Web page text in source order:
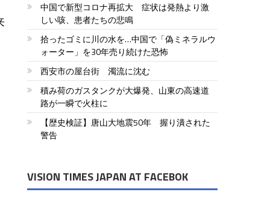
中国で新型コロナ再拡大 症状は発熱より激
しい咳、患者たちの悲鳴
拾ったゴミに川の水を…中国で「偽ミネラルウ
ォーター」を30年売り続けた恐怖
西安市の屋台街 濁流に沈む
積み荷のガスタンクが大爆発、山東の高速道
路が一瞬で火柱に
【歴史検証】唐山大地震50年 握り潰された
警告
VISION TIMES JAPAN AT FACEBOK